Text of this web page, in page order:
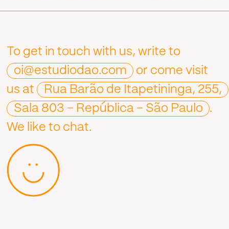
To get in touch with us, write to
oi@estudiodao.com
or come visit
us at
Rua Barão de Itapetininga, 255,
Sala 803 – República – São Paulo
.
We like to chat.